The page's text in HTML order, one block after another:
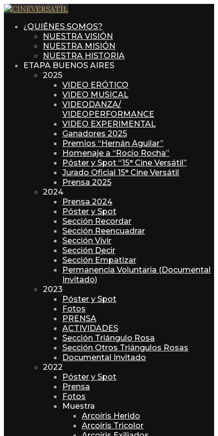
¿QUIÉNES SOMOS?
NUESTRA VISIÓN
NUESTRA MISIÓN
NUESTRA HISTORIA
ETAPA BUENOS AIRES
2025
VIDEO ERÓTICO
VIDEO MUSICAL
VIDEODANZA/
VIDEOPERFORMANCE
VIDEO EXPERIMENTAL
Ganadores 2025
Premios “Hernán Aguilar”
Homenaje a “Rocío Rocha”
Póster y Spot “15° Cine Versátil”
Jurado Oficial 15° Cine Versátil
Prensa 2025
2024
Prensa 2024
Póster y Spot
Sección Recordar
Sección Reencuadrar
Sección Vivir
Sección Decir
Sección Empatizar
Permanencia Voluntaria (Documental
Invitado)
2023
Póster y Spot
Fotos
PRENSA
ACTIVIDADES
Sección Triángulo Rosa
Sección Otros Triángulos Rosas
Documental Invitado
2022
Póster y Spot
Prensa
Fotos
Muestra
Arcoíris Herido
Arcoíris Tricolor